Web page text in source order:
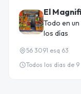
El
Todo en
los días
56 3091 esq 63
Todos los días de 9